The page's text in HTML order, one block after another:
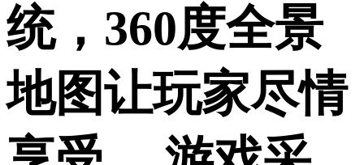
统，360度全景
地图让玩家尽情